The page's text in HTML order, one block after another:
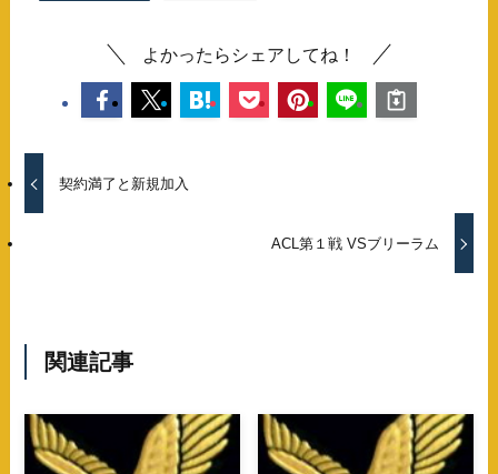
よかったらシェアしてね！
契約満了と新規加入
ACL第１戦 VSブリーラム
関連記事